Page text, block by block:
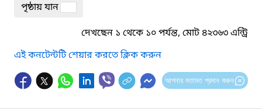
পৃষ্ঠায় যান
দেখছেন ১ থেকে ১০ পর্যন্ত, মোট ৪২৩৬৩ এন্ট্রি
এই কনটেন্টটি শেয়ার করতে ক্লিক করুন
আপনার মতামত প্রদান করুন